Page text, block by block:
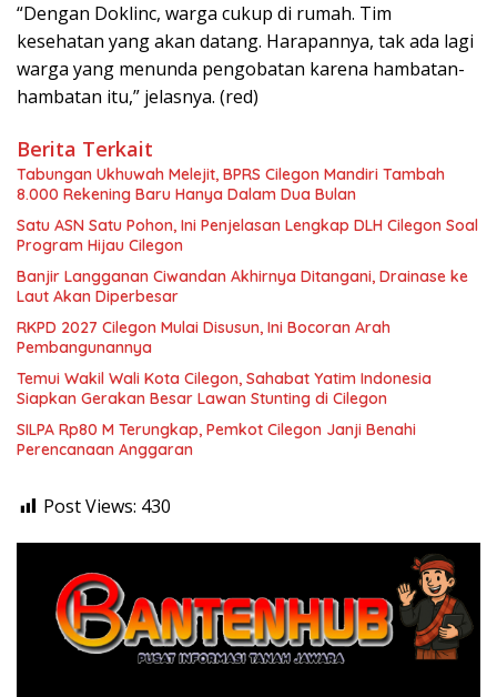
“Dengan Doklinc, warga cukup di rumah. Tim
kesehatan yang akan datang. Harapannya, tak ada lagi
warga yang menunda pengobatan karena hambatan-
hambatan itu,” jelasnya. (red)
Berita Terkait
Tabungan Ukhuwah Melejit, BPRS Cilegon Mandiri Tambah
8.000 Rekening Baru Hanya Dalam Dua Bulan
Satu ASN Satu Pohon, Ini Penjelasan Lengkap DLH Cilegon Soal
Program Hijau Cilegon
Banjir Langganan Ciwandan Akhirnya Ditangani, Drainase ke
Laut Akan Diperbesar
RKPD 2027 Cilegon Mulai Disusun, Ini Bocoran Arah
Pembangunannya
Temui Wakil Wali Kota Cilegon, Sahabat Yatim Indonesia
Siapkan Gerakan Besar Lawan Stunting di Cilegon
SILPA Rp80 M Terungkap, Pemkot Cilegon Janji Benahi
Perencanaan Anggaran
Post Views: 430